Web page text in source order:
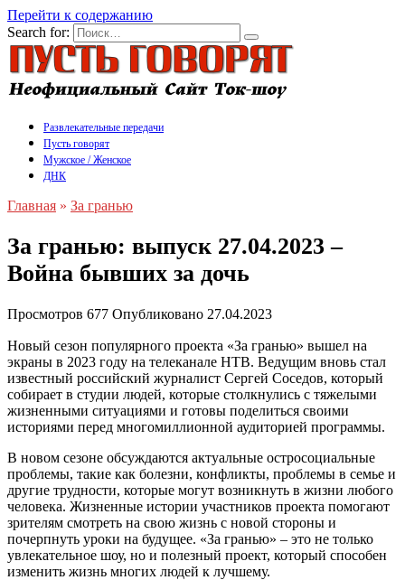
Перейти к содержанию
Search for:
Развлекательные передачи
Пусть говорят
Мужское / Женское
ДНК
Главная » За гранью
За гранью: выпуск 27.04.2023 –
Война бывших за дочь
Просмотров 677 Опубликовано 27.04.2023
Новый сезон популярного проекта «За гранью» вышел на
экраны в 2023 году на телеканале НТВ. Ведущим вновь стал
известный российский журналист Сергей Соседов, который
собирает в студии людей, которые столкнулись с тяжелыми
жизненными ситуациями и готовы поделиться своими
историями перед многомиллионной аудиторией программы.
В новом сезоне обсуждаются актуальные остросоциальные
проблемы, такие как болезни, конфликты, проблемы в семье и
другие трудности, которые могут возникнуть в жизни любого
человека. Жизненные истории участников проекта помогают
зрителям смотреть на свою жизнь с новой стороны и
почерпнуть уроки на будущее. «За гранью» – это не только
увлекательное шоу, но и полезный проект, который способен
изменить жизнь многих людей к лучшему.